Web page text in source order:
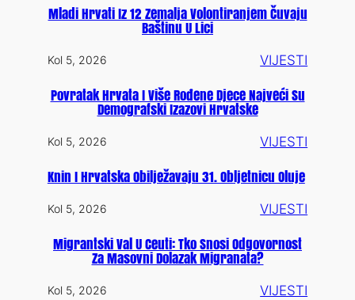
Mladi Hrvati Iz 12 Zemalja Volontiranjem Čuvaju
Baštinu U Lici
Kol 5, 2026 VIJESTI
Povratak Hrvata I Više Rođene Djece Najveći Su
Demografski Izazovi Hrvatske
Kol 5, 2026 VIJESTI
Knin I Hrvatska Obilježavaju 31. Obljetnicu Oluje
Kol 5, 2026 VIJESTI
Migrantski Val U Ceuti: Tko Snosi Odgovornost
Za Masovni Dolazak Migranata?
Kol 5, 2026 VIJESTI